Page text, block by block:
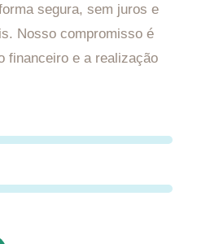
segura, sem juros e
Nosso compromisso é
financeiro e a realização